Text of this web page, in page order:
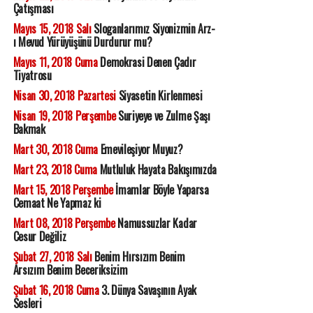
Çatışması
Mayıs 15, 2018 SalıSloganlarımız Siyonizmin Arz-
ı Mevud Yürüyüşünü Durdurur mu?
Mayıs 11, 2018 CumaDemokrasi Denen Çadır
Tiyatrosu
Nisan 30, 2018 PazartesiSiyasetin Kirlenmesi
Nisan 19, 2018 PerşembeSuriyeye ve Zulme Şaşı
Bakmak
Mart 30, 2018 CumaEmevileşiyor Muyuz?
Mart 23, 2018 CumaMutluluk Hayata Bakışımızda
Mart 15, 2018 Perşembeİmamlar Böyle Yaparsa
Cemaat Ne Yapmaz ki
Mart 08, 2018 PerşembeNamussuzlar Kadar
Cesur Değiliz
Şubat 27, 2018 SalıBenim Hırsızım Benim
Arsızım Benim Beceriksizim
Şubat 16, 2018 Cuma3. Dünya Savaşının Ayak
Sesleri